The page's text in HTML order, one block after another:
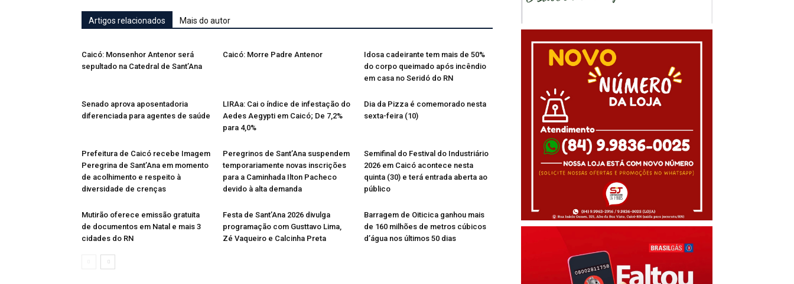
Artigos relacionados Mais do autor
Caicó: Monsenhor Antenor será
sepultado na Catedral de Sant’Ana
Caicó: Morre Padre Antenor
Idosa cadeirante tem mais de 50%
do corpo queimado após incêndio
em casa no Seridó do RN
Senado aprova aposentadoria
diferenciada para agentes de saúde
LIRAa: Cai o índice de infestação do
Aedes Aegypti em Caicó; De 7,2%
para 4,0%
Dia da Pizza é comemorado nesta
sexta-feira (10)
Prefeitura de Caicó recebe Imagem
Peregrina de Sant’Ana em momento
de acolhimento e respeito à
diversidade de crenças
Peregrinos de Sant’Ana suspendem
temporariamente novas inscrições
para a Caminhada Ilton Pacheco
devido à alta demanda
Semifinal do Festival do Industriário
2026 em Caicó acontece nesta
quinta (30) e terá entrada aberta ao
público
Mutirão oferece emissão gratuita
de documentos em Natal e mais 3
cidades do RN
Festa de Sant’Ana 2026 divulga
programação com Gusttavo Lima,
Zé Vaqueiro e Calcinha Preta
Barragem de Oiticica ganhou mais
de 160 milhões de metros cúbicos
d’água nos últimos 50 dias